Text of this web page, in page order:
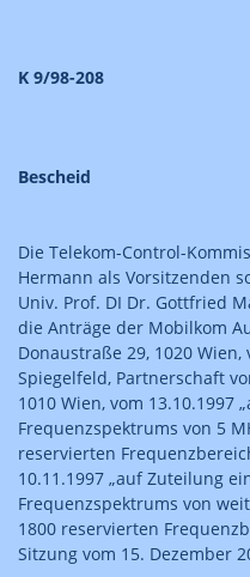
K 9/98-208
Bescheid
Die Telekom-Control-
Hermann als Vorsitzenden
Univ. Prof. DI Dr. Gottfried
die Anträge der Mobilkom
Donaustraße 29, 1020
Spiegelfeld, Partnerschaft
1010 Wien, vom 13.10.1997
Frequenzspektrums von 5
reservierten
10.11.1997 „auf Zuteilung
Frequenzspektrums von
1800 reservierten
Sitzung vom 15. Dezember